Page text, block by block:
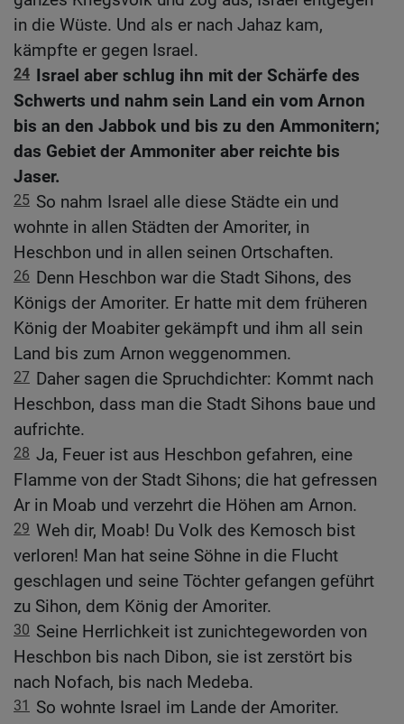
in die Wüste. Und als er nach Jahaz kam,
kämpfte er gegen Israel.
24 Israel aber schlug ihn mit der Schärfe des
Schwerts und nahm sein Land ein vom Arnon
bis an den Jabbok und bis zu den Ammonitern;
das Gebiet der Ammoniter aber reichte bis
Jaser.
25 So nahm Israel alle diese Städte ein und
wohnte in allen Städten der Amoriter, in
Heschbon und in allen seinen Ortschaften.
26 Denn Heschbon war die Stadt Sihons, des
Königs der Amoriter. Er hatte mit dem früheren
König der Moabiter gekämpft und ihm all sein
Land bis zum Arnon weggenommen.
27 Daher sagen die Spruchdichter: Kommt nach
Heschbon, dass man die Stadt Sihons baue und
aufrichte.
28 Ja, Feuer ist aus Heschbon gefahren, eine
Flamme von der Stadt Sihons; die hat gefressen
Ar in Moab und verzehrt die Höhen am Arnon.
29 Weh dir, Moab! Du Volk des Kemosch bist
verloren! Man hat seine Söhne in die Flucht
geschlagen und seine Töchter gefangen geführt
zu Sihon, dem König der Amoriter.
30 Seine Herrlichkeit ist zunichtegeworden von
Heschbon bis nach Dibon, sie ist zerstört bis
nach Nofach, bis nach Medeba.
31 So wohnte Israel im Lande der Amoriter.